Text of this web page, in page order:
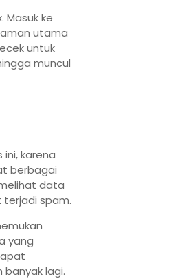
Masuk ke
utama
untuk
muncul
karena
berbagai
data
spam.
yang
banyak lagi.